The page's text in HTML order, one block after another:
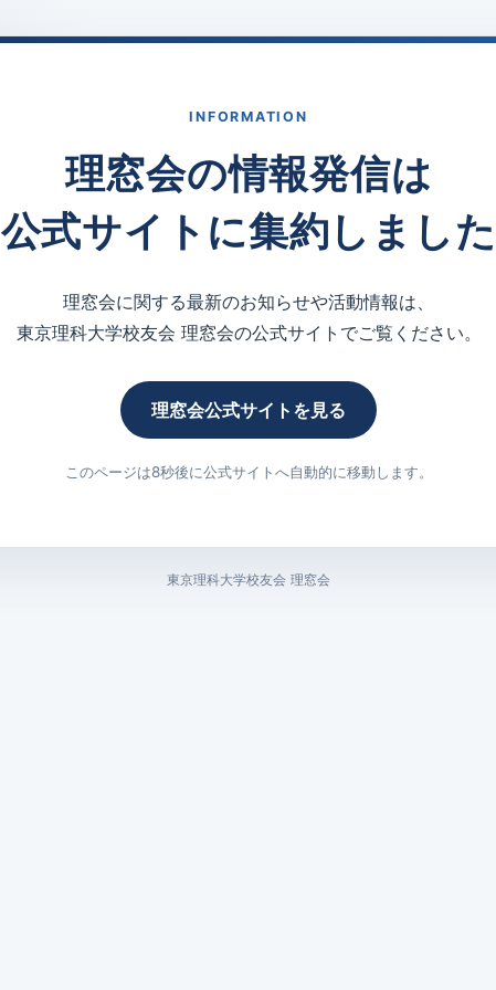
INFORMATION
理窓会の情報発信は
公式サイトに集約しました
理窓会に関する最新のお知らせや活動情報は、
東京理科大学校友会 理窓会の公式サイトでご覧ください。
理窓会公式サイトを見る
このページは8秒後に公式サイトへ自動的に移動します。
東京理科大学校友会 理窓会